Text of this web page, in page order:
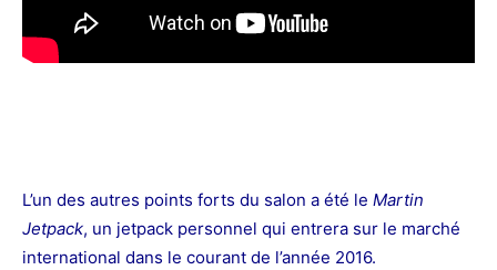
L’un des autres points forts du salon a été le Martin
Jetpack, un jetpack personnel qui entrera sur le marché
international dans le courant de l’année 2016.